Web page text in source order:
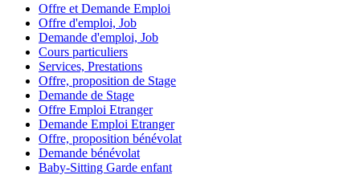
Offre et Demande Emploi
Offre d'emploi, Job
Demande d'emploi, Job
Cours particuliers
Services, Prestations
Offre, proposition de Stage
Demande de Stage
Offre Emploi Etranger
Demande Emploi Etranger
Offre, proposition bénévolat
Demande bénévolat
Baby-Sitting Garde enfant